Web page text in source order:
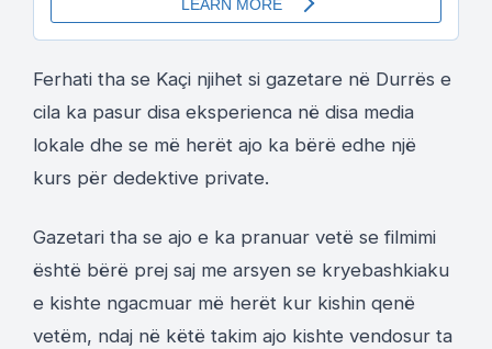
Ferhati tha se Kaçi njihet si gazetare në Durrës e
cila ka pasur disa eksperienca në disa media
lokale dhe se më herët ajo ka bërë edhe një
kurs për dedektive private.
Gazetari tha se ajo e ka pranuar vetë se filmimi
është bërë prej saj me arsyen se kryebashkiaku
e kishte ngacmuar më herët kur kishin qenë
vetëm, ndaj në këtë takim ajo kishte vendosur ta